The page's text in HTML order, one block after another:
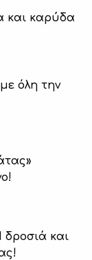
και καρύδα
όλη την
δροσιά και